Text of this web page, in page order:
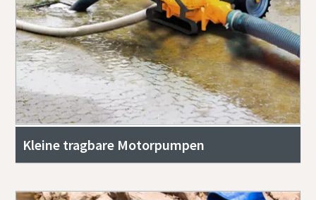
Kleine tragbare Motorpumpen